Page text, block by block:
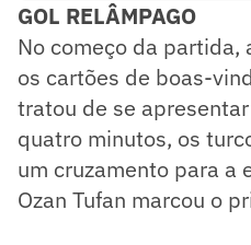
GOL RELÂMPAGO
No começo da partida,
os cartões de boas-
tratou de se
quatro minutos, os
um cruzamento para a
Ozan Tufan marcou o